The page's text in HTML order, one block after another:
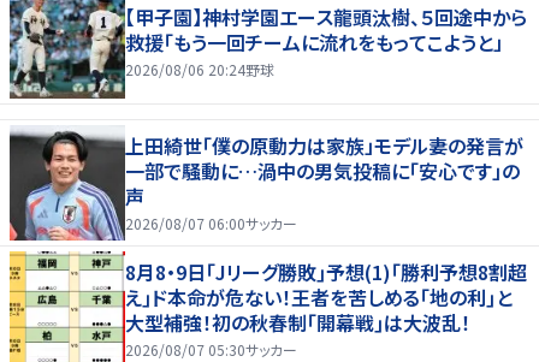
【甲子園】神村学園エース龍頭汰樹、５回途中から
救援「もう一回チームに流れをもってこようと」
2026/08/06 20:24野球
上田綺世「僕の原動力は家族」モデル妻の発言が
一部で騒動に…渦中の男気投稿に「安心です」の
声
2026/08/07 06:00サッカー
8月8・9日｢Jリーグ勝敗｣予想(1)｢勝利予想8割超
え｣ド本命が危ない！王者を苦しめる｢地の利｣と
大型補強！初の秋春制｢開幕戦｣は大波乱！
2026/08/07 05:30サッカー